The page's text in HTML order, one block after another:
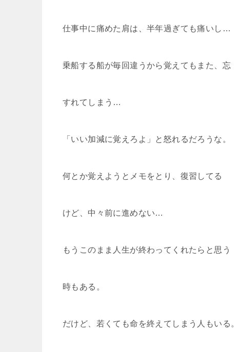
仕事中に痛めた肩は、半年過ぎても痛いし…
乗船する船が毎回違うから覚えてもまた、忘
すれてしまう…
「いい加減に覚えろよ」と怒れるだろうな。
何とか覚えようとメモをとり、復習してる
けど、中々前に進めない…
もうこのまま人生が終わってくれたらと思う
時もある。
だけど、若くても命を終えてしまう人もいる。